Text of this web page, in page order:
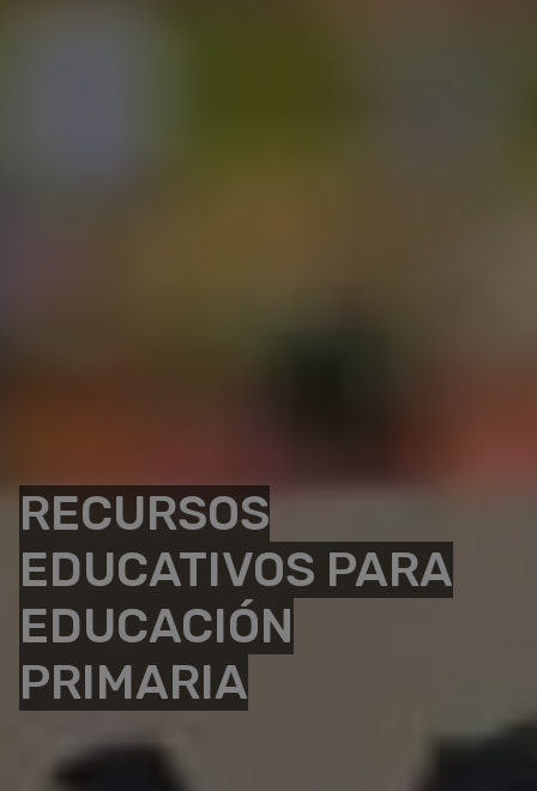
RECURSOS
EDUCATIVOS PARA
EDUCACIÓN
PRIMARIA